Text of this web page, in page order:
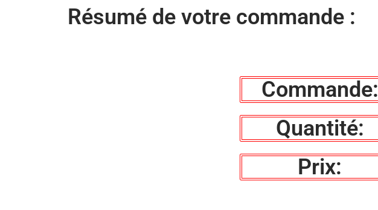
Résumé de votre commande :
Commande:
Quantité:
Prix: